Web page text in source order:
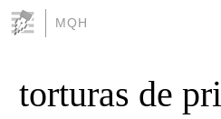
MQH
torturas de